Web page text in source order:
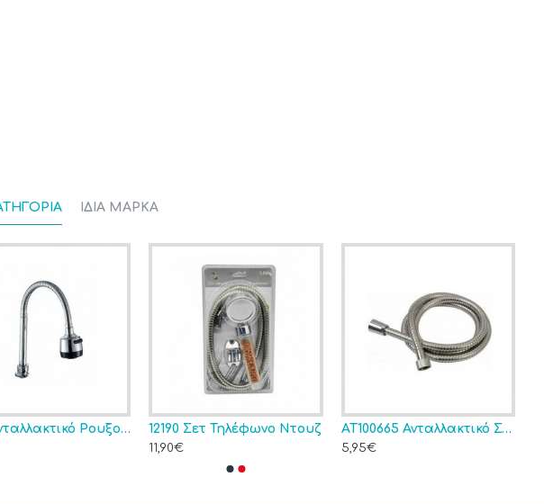
ΊΔΙΑ ΜΆΡΚΑ
11216 Ανταλλακτικό Ρουξούνι Μπαταρίας Κουζίνας 12190 Σετ Τηλέφωνο Ντουζ
11,90€
AT100665 Ανταλλακτικό Σπιράλ Ντουζ
5,95€